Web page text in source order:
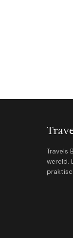
Travels
wereld.